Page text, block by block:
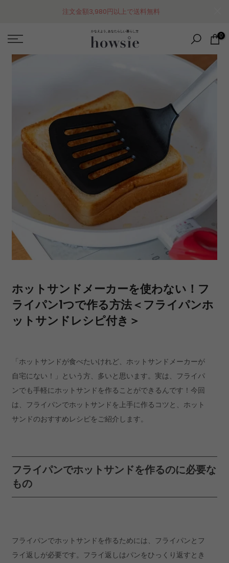
テ
ン
ツ
注文金額3,980円以上で送料無料
0
ホットサンドメーカーを使わない！フ
ライパン1つで作る方法＜フライパンホ
ットサンドレシピ付き＞
「ホットサンドが食べたいけれど、ホットサンドメーカーが
自宅にない！」という方、多いと思います。実は、フライパ
ンでも手軽にホットサンドを作ることができるんです！今回
は、フライパンでホットサンドを上手に作るコツと、ホット
サンドのおすすめレシピをご紹介します。
フライパンでホットサンドを作るのに必要な
もの
フライパンでホットサンドを作るためには、フライパンとフ
ライ返しが必要です。フライ返しはパンをひっくり返すとき